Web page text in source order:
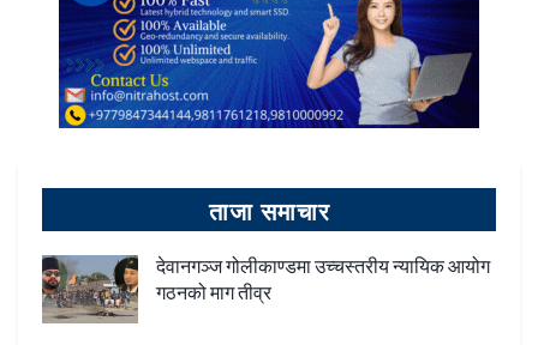
ताजा समाचार
देवानगञ्ज गोलीकाण्डमा उच्चस्तरीय न्यायिक आयोग
गठनको माग तीव्र